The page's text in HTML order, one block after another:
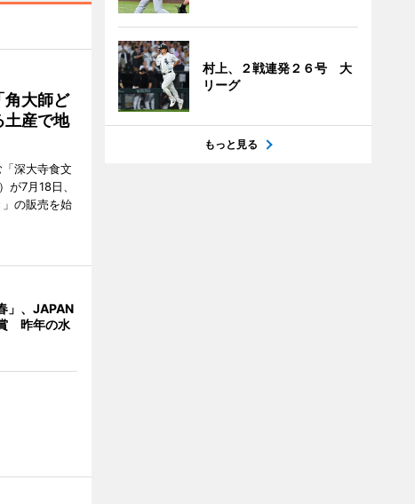
角大師ど
産で地
深大寺食文
が7月18日、
」の販売を始
」、JAPAN
昨年の水
村上、２戦連発２６号 大
リーグ
もっと見る